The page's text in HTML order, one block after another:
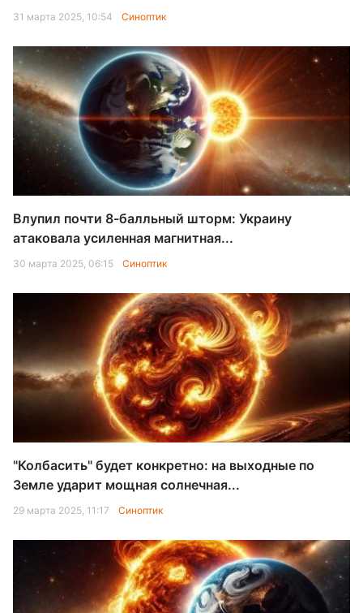
31 марта 2025, 10:54 Синоптик
Влупил почти 8-балльный шторм: Украину
атаковала усиленная магнитная...
30 марта 2025, 06:15 Синоптик
"Колбасить" будет конкретно: на выходные по
Земле ударит мощная солнечная...
29 марта 2025, 11:17 Синоптик